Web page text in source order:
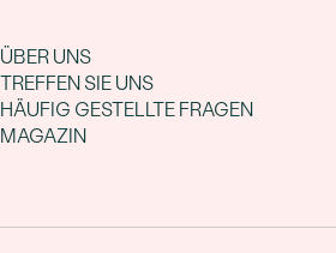
ÜBER UNS
TREFFEN SIE UNS
HÄUFIG GESTELLTE FRAGEN
MAGAZIN